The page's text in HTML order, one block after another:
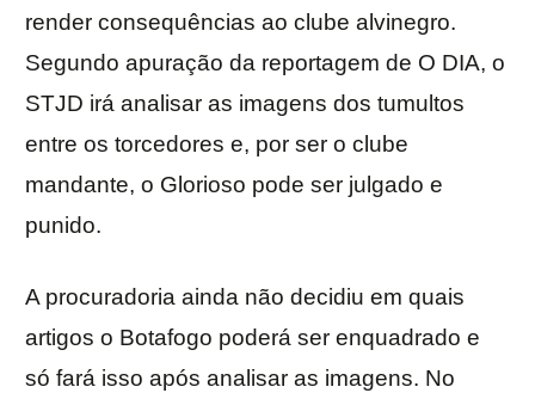
render consequências ao clube alvinegro.
Segundo apuração da reportagem de O DIA, o
STJD irá analisar as imagens dos tumultos
entre os torcedores e, por ser o clube
mandante, o Glorioso pode ser julgado e
punido.
A procuradoria ainda não decidiu em quais
artigos o Botafogo poderá ser enquadrado e
só fará isso após analisar as imagens. No